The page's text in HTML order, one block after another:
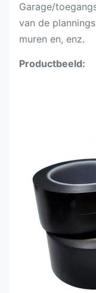
Garage/
van de
muren en, enz.
Productbeeld: